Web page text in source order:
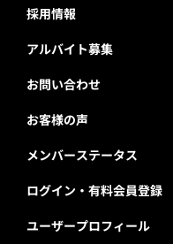
採用情報
アルバイト募集
お問い合わせ
お客様の声
メンバーステータス
ログイン・有料会員登録
ユーザープロフィール